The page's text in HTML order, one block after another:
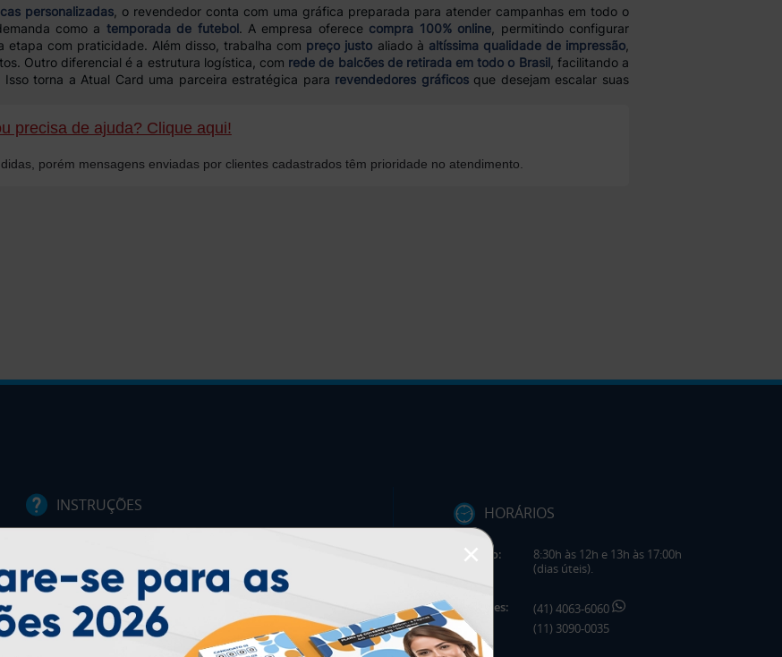
personalizadas , o revendedor conta com uma gráfica preparada para atender campanhas em todo o
como a temporada de futebol. A empresa oferece compra 100% online , permitindo configurar
com praticidade. Além disso, trabalha com preço justo aliado à altíssima qualidade de impressão
Outro diferencial é a estrutura logística, com rede de balcões de retirada em todo o Brasil, facilitando a
torna a Atual Card uma parceira estratégica para revendedores gráficosque desejam escalar suas
precisa de ajuda? Clique aqui!
porém mensagens enviadas por clientes cadastrados têm prioridade no atendimento.
INSTRUÇÕES
Como Comprar
Como exportar em
PDF/X1-a
Entrega 12 Horas
Montagem e Fechamento de
Arquivo
HORÁRIOS
Horário:
8:30h às 12h e 13h às 17:00h
(dias úteis).
Telefones:
(41) 4063-6060
(11) 3090-0035